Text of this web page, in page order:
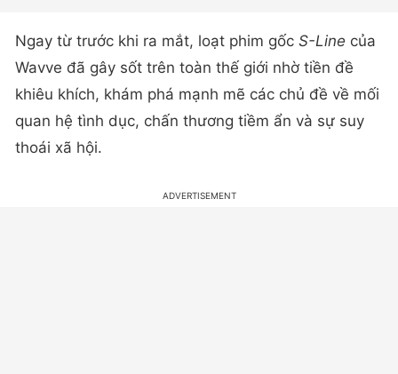
Ngay từ trước khi ra mắt, loạt phim gốc S-Line của
Wavve đã gây sốt trên toàn thế giới nhờ tiền đề
khiêu khích, khám phá mạnh mẽ các chủ đề về mối
quan hệ tình dục, chấn thương tiềm ẩn và sự suy
thoái xã hội.